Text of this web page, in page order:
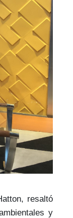
, resaltó
y